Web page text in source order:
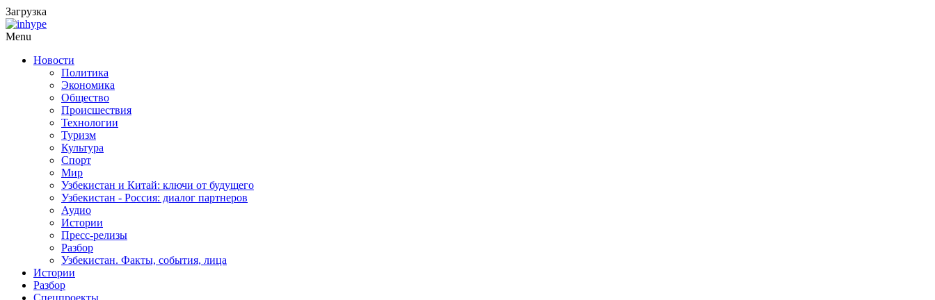
Загрузка
Menu
Новости
Политика
Экономика
Общество
Происшествия
Технологии
Туризм
Культура
Спорт
Мир
Узбекистан и Китай: ключи от будущего
Узбекистан - Россия: диалог партнеров
Аудио
Истории
Пресс-релизы
Разбор
Узбекистан. Факты, события, лица
Истории
Разбор
Спецпроекты